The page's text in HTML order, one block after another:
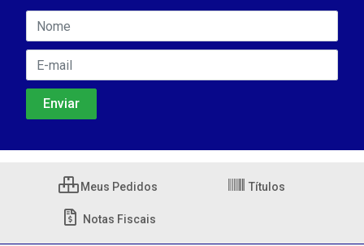
Meus Pedidos Títulos
Notas Fiscais